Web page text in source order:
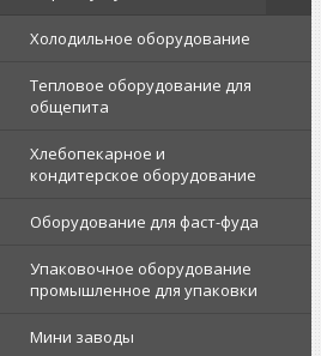
Холодильное оборудование
Тепловое оборудование для
общепита
Хлебопекарное и
кондитерское оборудование
Оборудование для фаст-фуда
Упаковочное оборудование
промышленное для упаковки
Мини заводы